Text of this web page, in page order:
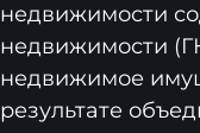
недвижимости
недвижимости
недвижимое
результате